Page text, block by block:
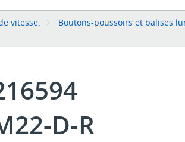
vitesse.
Boutons-poussoirs et balises
D-R